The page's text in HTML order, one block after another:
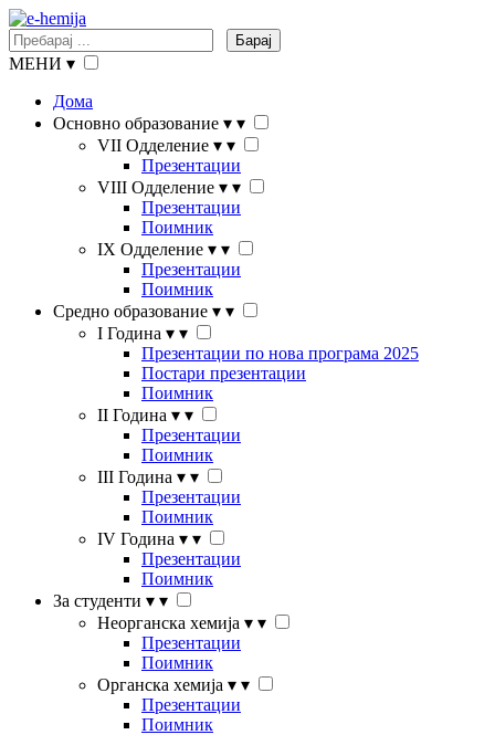
Барај
МЕНИ ▾
Дома
Основно образование ▾ ▾
VII Одделение ▾ ▾
Презентации
VIII Одделение ▾ ▾
Презентации
Поимник
IX Одделение ▾ ▾
Презентации
Поимник
Средно образование ▾ ▾
I Година ▾ ▾
Презентации по нова програма 2025
Постари презентации
Поимник
II Година ▾ ▾
Презентации
Поимник
III Година ▾ ▾
Презентации
Поимник
IV Година ▾ ▾
Презентации
Поимник
За студенти ▾ ▾
Неорганска хемија ▾ ▾
Презентации
Поимник
Органска хемија ▾ ▾
Презентации
Поимник